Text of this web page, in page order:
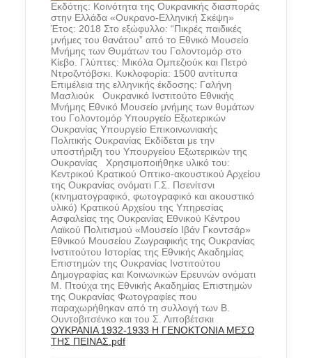
Εκδότης: Κοινότητα της Ουκρανικής διασποράς
στην Ελλάδα «Ουκρανο-Ελληνική Σκέψη»
Έτος: 2018 Στο εξώφυλλο: “Πικρές παιδικές
μνήμες του θανάτου” από το Εθνικό Μουσείο
Μνήμης των Θυμάτων του Γολοντομόρ στο
Κίεβο. Γλύπτες: Μικόλα Ομπεζιούκ και Πετρό
Ντροζντόβσκι. Κυκλοφορία: 1500 αντίτυπα
Επιμέλεια της ελληνικής έκδοσης: Γαλήνη
Μασλιούκ Ουκρανικό Ινστιτούτο Εθνικής
Μνήμης Εθνικό Μουσείο μνήμης των θυμάτων
του Γολοντομόρ Υπουργείο Εξωτερικών
Ουκρανίας Υπουργείο Επικοινωνιακής
Πολιτικής Ουκρανίας Εκδίδεται με την
υποστήριξη του Υπουργείου Εξωτερικών της
Ουκρανίας Χρησιμοποιήθηκε υλικό του:
Κεντρικού Κρατικού Οπτικο-ακουστικού Αρχείου
της Ουκρανίας ονόματι Γ.Σ. Πσενίτσνι
(κινηματογραφικό, φωτογραφικό και ακουστικό
υλικό) Κρατικού Αρχείου της Υπηρεσίας
Ασφαλείας της Ουκρανίας Εθνικού Κέντρου
Λαϊκού Πολιτισμού «Μουσείο Ιβάν Γκοντσάρ»
Εθνικού Μουσείου Ζωγραφικής της Ουκρανίας
Ινστιτούτου Ιστορίας της Εθνικής Ακαδημίας
Επιστημών της Ουκρανίας Ινστιτούτου
Δημογραφίας και Κοινωνικών Ερευνών ονόματι
Μ. Πτούχα της Εθνικής Ακαδημίας Επιστημών
της Ουκρανίας Φωτογραφίες που
παραχωρήθηκαν από τη συλλογή των Β.
Ουντοβιτσένκο και του Σ. Λιποβέτσκιι
ΟΥΚΡΑΝΙΑ 1932-1933 Η ΓΕΝΟΚΤΟΝΙΑ ΜΕΣΩ
ΤΗΣ ΠΕΙΝΑΣ.pdf